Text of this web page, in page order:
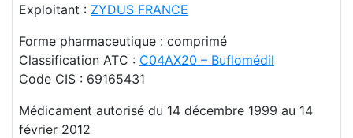
Exploitant : ZYDUS FRANCE
Forme pharmaceutique : comprimé
Classification ATC : C04AX20 – Buflomédil
Code CIS : 69165431
Médicament autorisé du 14 décembre 1999 au 14
février 2012